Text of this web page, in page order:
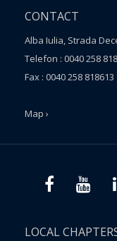
CONTACT
Alba Iulia, Strada
Telefon : 0040 258
Fax : 0040 258 818613
Map ›
LOCAL